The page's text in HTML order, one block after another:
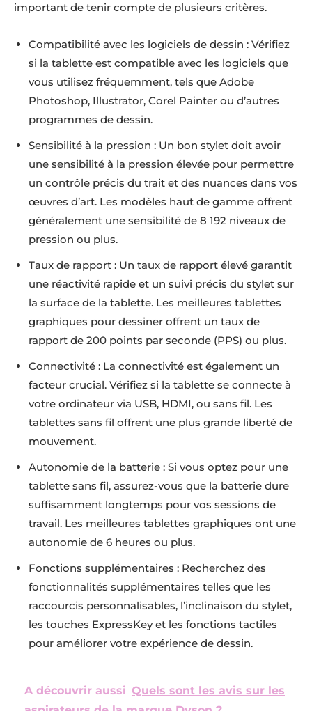
important de tenir compte de plusieurs critères.
Compatibilité avec les logiciels de dessin : Vérifiez
si la tablette est compatible avec les logiciels que
vous utilisez fréquemment, tels que Adobe
Photoshop, Illustrator, Corel Painter ou d’autres
programmes de dessin.
Sensibilité à la pression : Un bon stylet doit avoir
une sensibilité à la pression élevée pour permettre
un contrôle précis du trait et des nuances dans vos
œuvres d’art. Les modèles haut de gamme offrent
généralement une sensibilité de 8 192 niveaux de
pression ou plus.
Taux de rapport : Un taux de rapport élevé garantit
une réactivité rapide et un suivi précis du stylet sur
la surface de la tablette. Les meilleures tablettes
graphiques pour dessiner offrent un taux de
rapport de 200 points par seconde (PPS) ou plus.
Connectivité : La connectivité est également un
facteur crucial. Vérifiez si la tablette se connecte à
votre ordinateur via USB, HDMI, ou sans fil. Les
tablettes sans fil offrent une plus grande liberté de
mouvement.
Autonomie de la batterie : Si vous optez pour une
tablette sans fil, assurez-vous que la batterie dure
suffisamment longtemps pour vos sessions de
travail. Les meilleures tablettes graphiques ont une
autonomie de 6 heures ou plus.
Fonctions supplémentaires : Recherchez des
fonctionnalités supplémentaires telles que les
raccourcis personnalisables, l’inclinaison du stylet,
les touches ExpressKey et les fonctions tactiles
pour améliorer votre expérience de dessin.
A découvrir aussi Quels sont les avis sur les